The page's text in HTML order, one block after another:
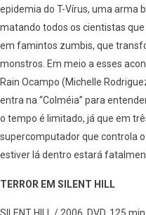
epidemia do T-Vírus, uma arma
matando todos os cientistas
em famintos zumbis, que
monstros. Em meio a esses
Rain Ocampo (Michelle
entra na “Colméia” para
o tempo é limitado, já que em
supercomputador que controla
estiver lá dentro estará
TERROR EM SILENT HILL